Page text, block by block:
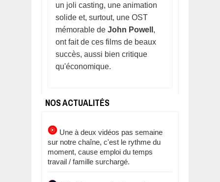
un joli casting, une animation
solide et, surtout, une OST
mémorable de John Powell ,
ont fait de ces films de beaux
succès, aussi bien critique
qu'économique.
NOS ACTUALITÉS
Une à deux vidéos pas semaine
sur notre chaîne, c'est le rythme du
moment, cause emploi du temps
travail / famille surchargé.